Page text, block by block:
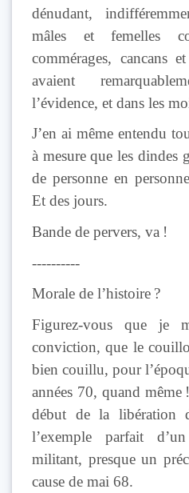
dénudant,
mâles et femelles
commérages, cancans
avaient
l’évidence, et dans les
J’en ai même entendu
à mesure que les dindes
de personne en
Et des jours.
Bande de pervers, va !
----------
Morale de l’histoire ?
Figurez-vous que je
conviction, que le
bien couillu, pour
années 70, quand
début de la libération
l’exemple parfait
militant, presque un
cause de mai 68.